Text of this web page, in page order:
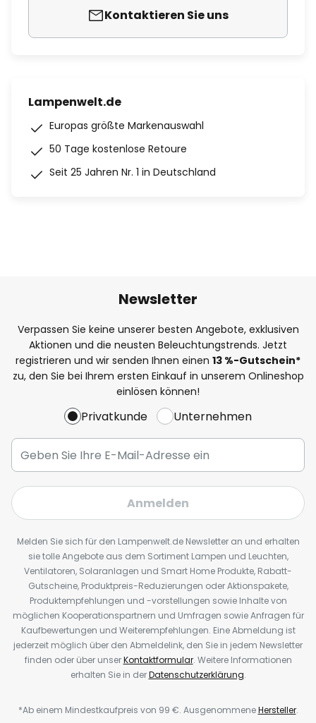
Kontaktieren Sie uns
Lampenwelt.de
Europas größte Markenauswahl
50 Tage kostenlose Retoure
Seit 25 Jahren Nr. 1 in Deutschland
Newsletter
Verpassen Sie keine unserer besten Angebote, exklusiven
Aktionen und die neusten Beleuchtungstrends. Jetzt
registrieren und wir senden Ihnen einen 13 %-Gutschein*
zu, den Sie bei Ihrem ersten Einkauf in unserem Onlineshop
einlösen können!
Privatkunde Unternehmen
Anmelden
Melden Sie sich für den Lampenwelt.de Newsletter an und erhalten
sie tolle Angebote aus dem Sortiment Lampen und Leuchten,
Ventilatoren, Solaranlagen und Smart Home Produkte, Rabatt-
Gutscheine, Produktpreis-Reduzierungen oder Aktionspakete,
Produktempfehlungen und -vorstellungen sowie Inhalte von
möglichen Kooperationspartnern und Umfragen sowie Anfragen für
Kaufbewertungen und Weiterempfehlungen. Eine Abmeldung ist
jederzeit möglich über den Abmeldelink, den Sie in jedem Newsletter
finden oder über unserKontaktformular. Weitere Informationen
erhalten Sie in derDatenschutzerklärung.
*Ab einem Mindestkaufpreis von 99 €. AusgenommeneHersteller.